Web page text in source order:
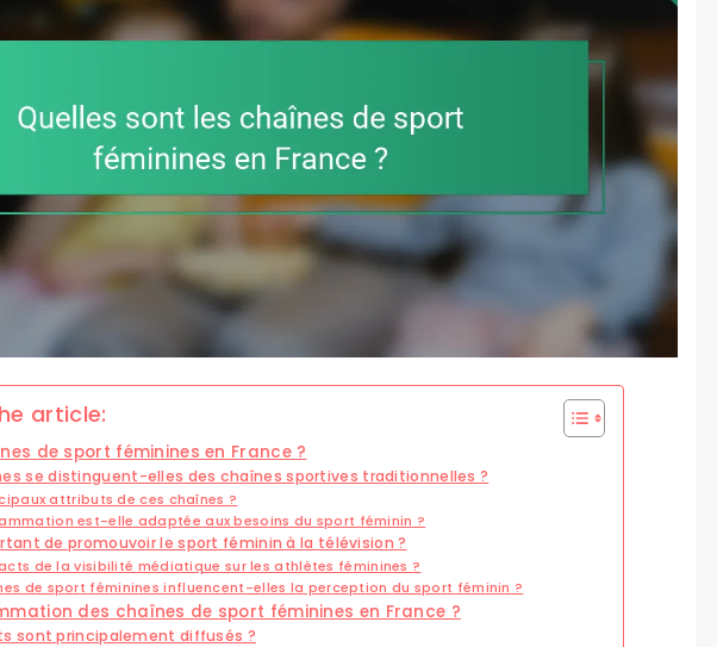
article:
de sport féminines en France ?
se distinguent-elles des chaînes sportives traditionnelles ?
attributs de ces chaînes ?
est-elle adaptée aux besoins du sport féminin ?
de promouvoir le sport féminin à la télévision ?
de la visibilité médiatique sur les athlètes féminines ?
de sport féminines influencent-elles la perception du sport féminin ?
des chaînes de sport féminines en France ?
sont principalement diffusés ?